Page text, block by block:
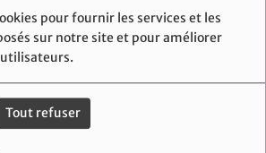
pour fournir les services et les
sur notre site et pour améliorer
Tout refuser